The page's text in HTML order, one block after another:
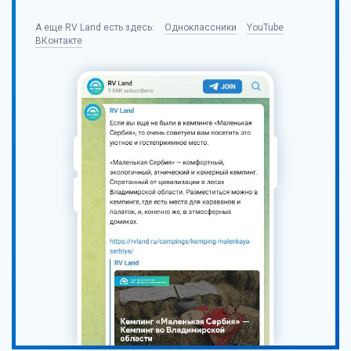
А еще RV Land есть здесь: Одноклассники
YouTube
ВКонтакте